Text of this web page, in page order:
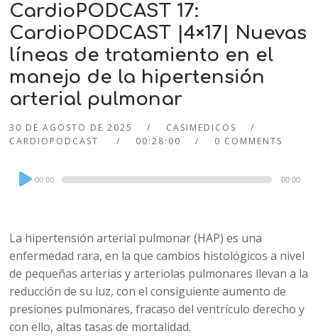
CardioPODCAST 17:
CardioPODCAST |4×17| Nuevas
líneas de tratamiento en el
manejo de la hipertensión
arterial pulmonar
30 DE AGOSTO DE 2025
CASIMEDICOS
CARDIOPODCAST
00:28:00 0 COMMENTS
Audio
Player
00:00 00:00
La hipertensión arterial pulmonar (HAP) es una
enfermedad rara, en la que cambios histológicos a nivel
de pequeñas arterias y arteriolas pulmonares llevan a la
reducción de su luz, con el consiguiente aumento de
presiones pulmonares, fracaso del ventrículo derecho y
con ello, altas tasas de mortalidad.